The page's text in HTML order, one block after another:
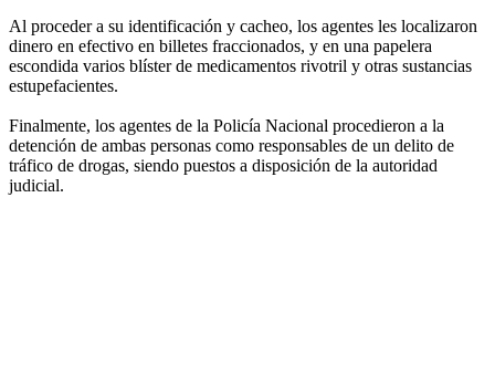
Al proceder a su identificación y cacheo, los agentes les localizaron
dinero en efectivo en billetes fraccionados, y en una papelera
escondida varios blíster de medicamentos rivotril y otras sustancias
estupefacientes.
Finalmente, los agentes de la Policía Nacional procedieron a la
detención de ambas personas como responsables de un delito de
tráfico de drogas, siendo puestos a disposición de la autoridad
judicial.